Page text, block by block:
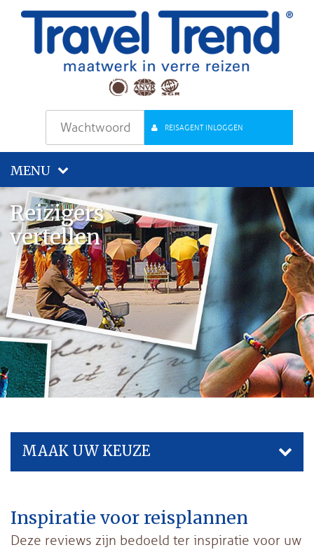
REISAGENT INLOGGEN
MENU
Reizigers
vertellen
MAAK UW KEUZE
Inspiratie voor reisplannen
Deze reviews zijn bedoeld ter inspiratie voor uw